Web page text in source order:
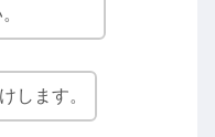
します。